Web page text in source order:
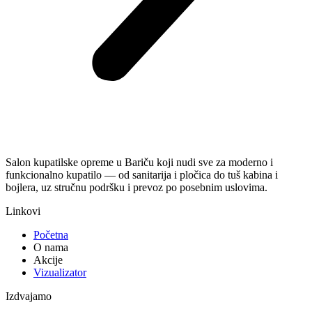
Salon kupatilske opreme u Bariču koji nudi sve za moderno i
funkcionalno kupatilo — od sanitarija i pločica do tuš kabina i
bojlera, uz stručnu podršku i prevoz po posebnim uslovima.
Linkovi
Početna
O nama
Akcije
Vizualizator
Izdvajamo